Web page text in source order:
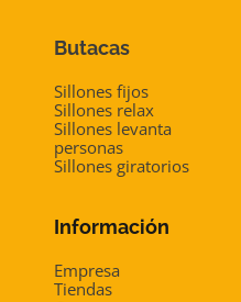
Butacas
Sillones fijos
Sillones relax
Sillones levanta
personas
Sillones giratorios
Información
Empresa
Tiendas